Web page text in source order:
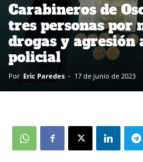
Carabineros de
tres personas por
drogas y agresión
policial
Por Eric Paredes - 17 de junio de 2023